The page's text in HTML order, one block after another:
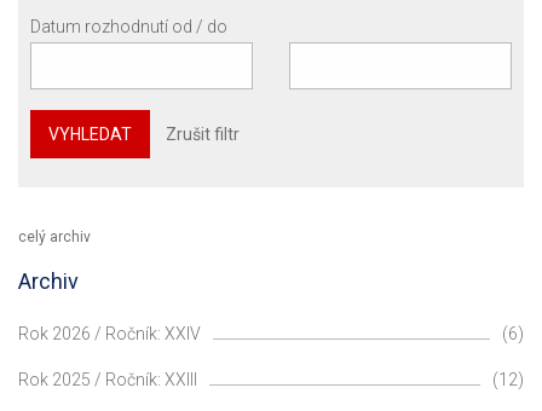
Datum rozhodnutí od / do
VYHLEDAT Zrušit filtr
celý archiv
Archiv
Rok 2026 / Ročník: XXIV (6)
Rok 2025 / Ročník: XXIII (12)